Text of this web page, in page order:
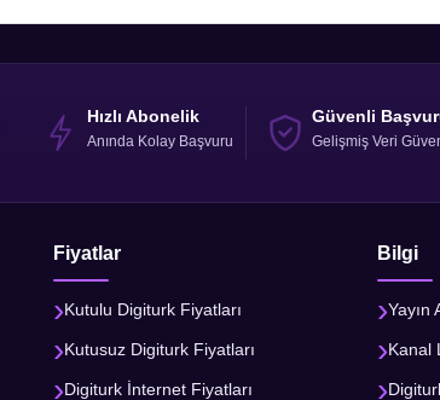
Hızlı Abonelik
Anında Kolay Başvuru
Güvenli
Gelişmiş Veri
Fiyatlar
Kutulu Digiturk Fiyatları
Kutusuz Digiturk Fiyatları
Digiturk İnternet Fiyatları
Bilgi
Yayın
Kanal